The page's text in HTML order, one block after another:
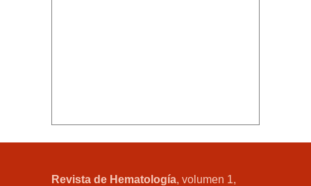
Revista de Hematología, volumen 1,